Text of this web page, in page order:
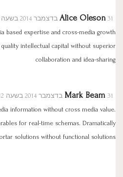
Alice Oleson 31 בדצמבר 2014 בשעה 14:07
based expertise and cross-media growth
intellectual capital without superior
collaboration and idea-sharing
Mark Beam 31 בדצמבר 2014 בשעה 14:12
information without cross media value.
for real-time schemas. Dramatically
solutions without functional solutions